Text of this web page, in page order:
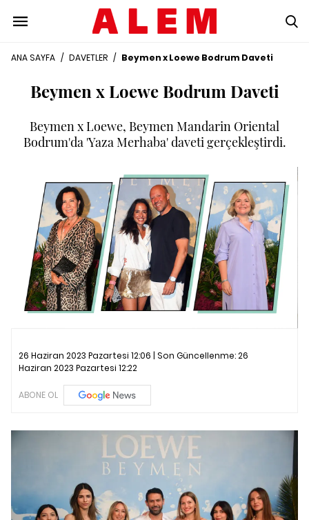
ANA SAYFA / DAVETLER / Beymen x Loewe Bodrum Daveti
Beymen x Loewe Bodrum Daveti
Beymen x Loewe, Beymen Mandarin Oriental
Bodrum'da 'Yaza Merhaba' daveti gerçekleştirdi.
26 Haziran 2023 Pazartesi 12:06 | Son Güncellenme:26
Haziran 2023 Pazartesi 12:22
ABONE OL